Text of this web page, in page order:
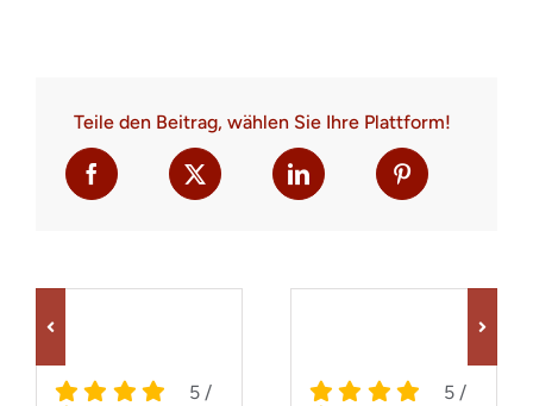
Teile den Beitrag, wählen Sie Ihre Plattform!
5 /
5 /